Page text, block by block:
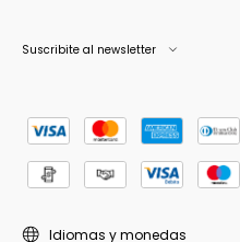
Suscribite al newsletter
Idiomas y monedas